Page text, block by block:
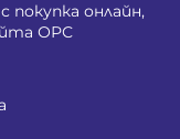
покупка онлайн,
ОРС